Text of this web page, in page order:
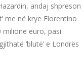
andaj shpreson
me në krye Florentino
milionë euro, pasi
‘blutë’ e Londrës